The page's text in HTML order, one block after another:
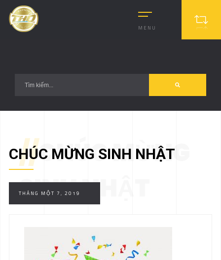
MENU
//CHÚC MỪNG
SINH NHẬT
CHÚC MỪNG SINH NHẬT
THÁNG MỘT 7, 2019